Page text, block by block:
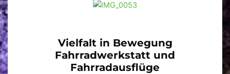
Vielfalt in Bewegung
Fahrradwerkstatt und
Fahrradausflüge